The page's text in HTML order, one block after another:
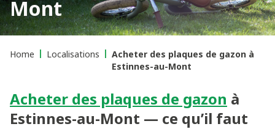
Mont
Home Localisations
Acheter des plaques de gazon à
Estinnes-au-Mont
Acheter des plaques de gazon à
Estinnes-au-Mont — ce qu’il faut